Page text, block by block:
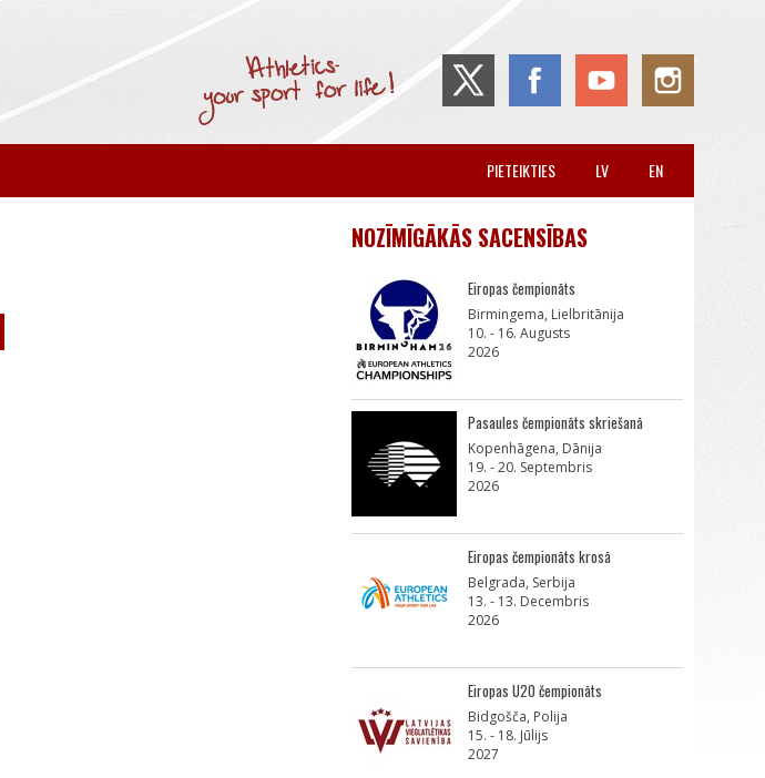
EN
LV
PIETEIKTIES
NOZĪMĪGĀKĀS SACENSĪBAS
Eiropas čempionāts
Birmingema, Lielbritānija
10. - 16. Augusts
2026
Pasaules čempionāts skriešanā
Kopenhāgena, Dānija
19. - 20. Septembris
2026
Eiropas čempionāts krosā
Belgrada, Serbija
13. - 13. Decembris
2026
Eiropas U20 čempionāts
Bidgošča, Polija
15. - 18. Jūlijs
2027